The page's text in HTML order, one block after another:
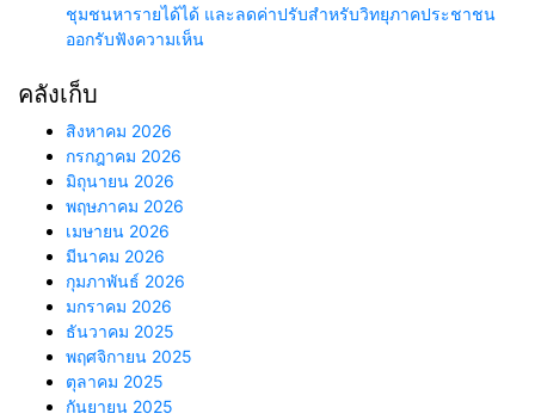
ชุมชนหารายได้ได้ และลดค่าปรับสำหรับวิทยุภาคประชาชน
ออกรับฟังความเห็น
คลังเก็บ
สิงหาคม 2026
กรกฎาคม 2026
มิถุนายน 2026
พฤษภาคม 2026
เมษายน 2026
มีนาคม 2026
กุมภาพันธ์ 2026
มกราคม 2026
ธันวาคม 2025
พฤศจิกายน 2025
ตุลาคม 2025
กันยายน 2025